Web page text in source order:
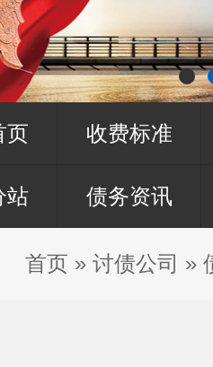
页 收费标准
站 债务资讯
首页 » 讨债公司 »